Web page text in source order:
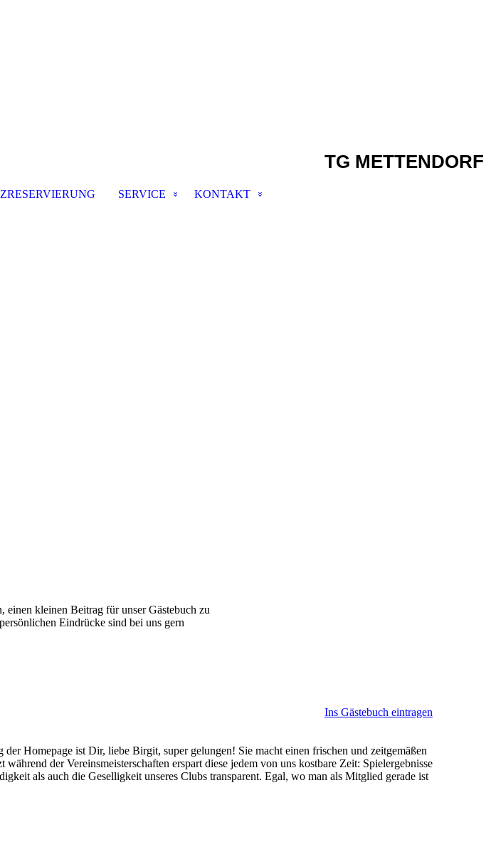
TG METTENDORF
SERVICE KONTAKT
einen kleinen Beitrag für unser Gästebuch zu
Eindrücke sind bei uns gern
Ins Gästebuch eintragen
Homepage ist Dir, liebe Birgit, super gelungen! Sie macht einen frischen und zeitgemäßen
der Vereinsmeisterschaften erspart diese jedem von uns kostbare Zeit: Spielergebnisse
als auch die Geselligkeit unseres Clubs transparent. Egal, wo man als Mitglied gerade ist